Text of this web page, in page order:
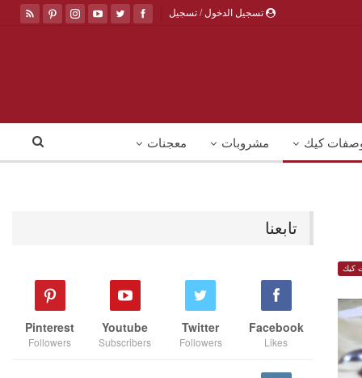
تسجيل الدخول / تسجيل
كيك مشروبات معجنات
كيك
تابعنا
Facebook
Likes
Twitter
Followers
Youtube
Subscribers
Pinterest
Followers